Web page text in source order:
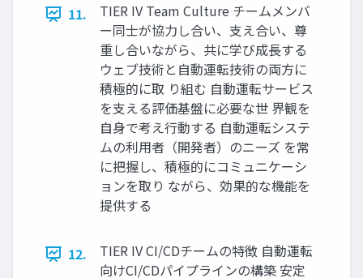
11.
TIER IV Team Culture チームメンバ
ー同士が協力し合い、支え合い、尊
重し合いながら、共に学び成長する
ウェブ技術と自動運転技術の両方に
積極的に取 り組む 自動運転サービス
を支える評価基盤に必要な世 界観を
自身で考え行動する 自動運転システ
ムの利用者（開発者）のニーズ を常
に把握し、積極的にコミュニケーシ
ョンを取り ながら、効果的な機能を
提供する
12.
TIER IV CI/CDチームの特徴 自動運転
向けCI/CDパイプラインの構築 安定